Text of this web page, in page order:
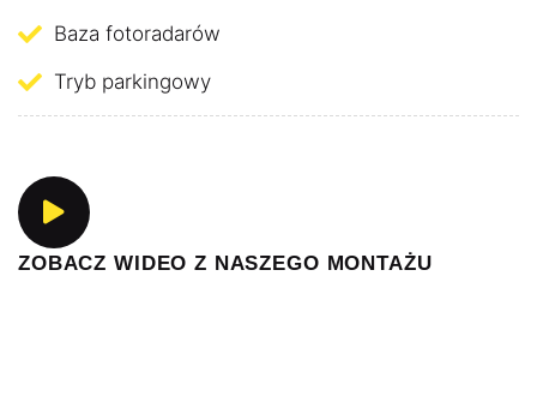
Baza fotoradarów
Tryb parkingowy
ZOBACZ WIDEO Z NASZEGO MONTAŻU